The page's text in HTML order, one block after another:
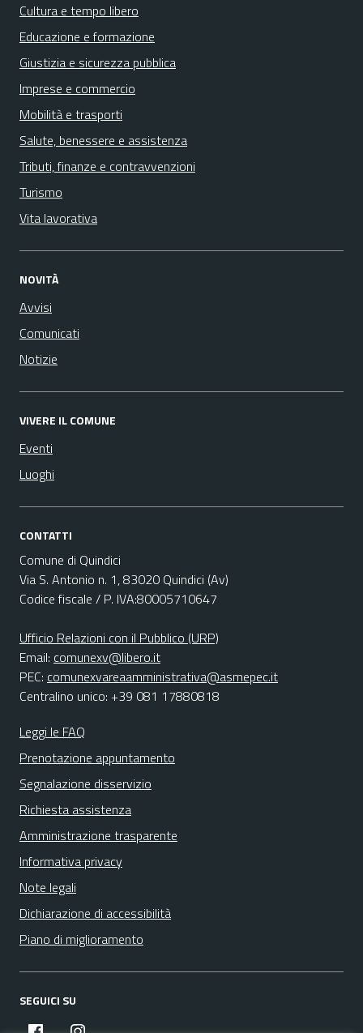
Cultura e tempo libero
Educazione e formazione
Giustizia e sicurezza pubblica
Imprese e commercio
Mobilità e trasporti
Salute, benessere e assistenza
Tributi, finanze e contravvenzioni
Turismo
Vita lavorativa
NOVITÀ
Avvisi
Comunicati
Notizie
VIVERE IL COMUNE
Eventi
Luoghi
CONTATTI
Comune di Quindici
Via S. Antonio n. 1, 83020 Quindici (Av)
Codice fiscale / P. IVA:80005710647
Ufficio Relazioni con il Pubblico (URP)
Email: comunexv@libero.it
PEC: comunexvareaamministrativa@asmepec.it
Centralino unico: +39 081 17880818
Leggi le FAQ
Prenotazione appuntamento
Segnalazione disservizio
Richiesta assistenza
Amministrazione trasparente
Informativa privacy
Note legali
Dichiarazione di accessibilità
Piano di miglioramento
SEGUICI SU